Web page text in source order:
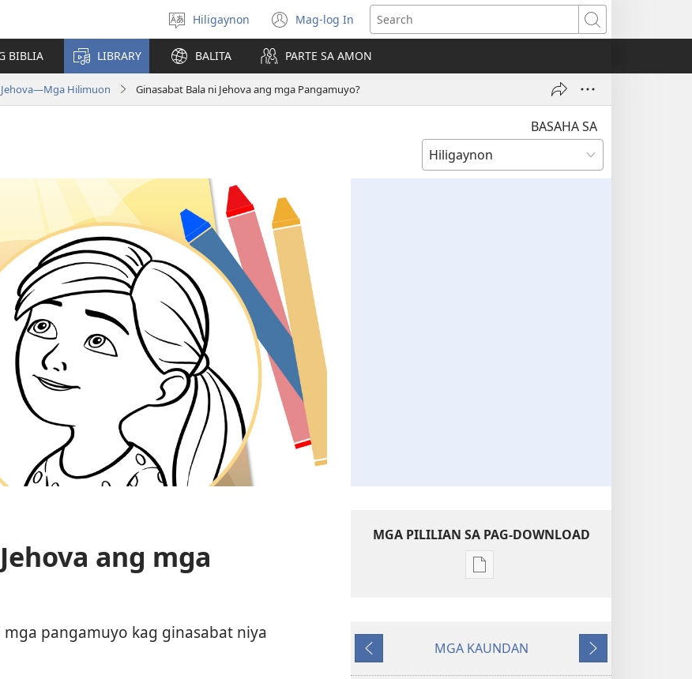
Magpili
sing
lenguahe
Hiligaynon Mag-log In
(opens
new
window)
Search
BIBLIA LIBRARY BALITA PARTE SA AMON
Hilimuon Ginasabat Bala ni Jehova ang mga Pangamuyo?
BASAHA SA
ang mga
pangamuyo kag ginasabat niya
MGA PILILIAN SA PAG-DOWNLOAD
Mga
download
Ibalik
MGA KAUNDAN
Masunod